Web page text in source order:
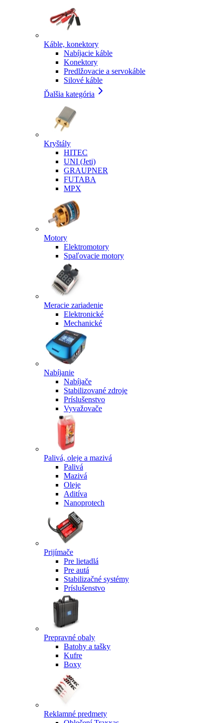
Káble, konektory
Nabíjacie káble
Konektory
Predlžovacie a servokáble
Silové káble
Ďalšia kategória
Kryštály
HITEC
UNI (Jeti)
GRAUPNER
FUTABA
MPX
Motory
Elektromotory
Spaľovacie motory
Meracie zariadenie
Elektronické
Mechanické
Nabíjanie
Nabíjače
Stabilizované zdroje
Príslušenstvo
Vyvažovače
Palivá, oleje a mazivá
Palivá
Mazivá
Oleje
Aditíva
Nanoprotech
Prijímače
Pre lietadlá
Pre autá
Stabilizačné systémy
Príslušenstvo
Prepravné obaly
Batohy a tašky
Kufre
Boxy
Reklamné predmety